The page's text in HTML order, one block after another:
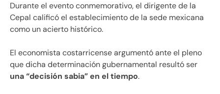
Durante el evento conmemorativo, el dirigente de la
Cepal calificó el establecimiento de la sede mexicana
como un acierto histórico.
El economista costarricense argumentó ante el pleno
que dicha determinación gubernamental resultó ser
una “decisión sabia” en el tiempo.